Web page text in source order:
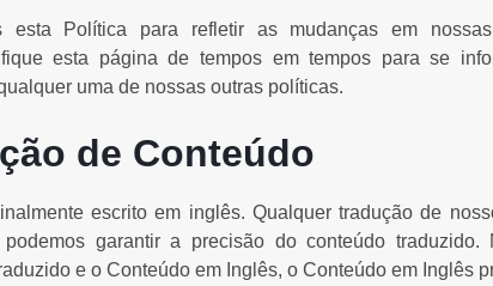
esta Política para refletir as mudanças em
esta página de tempos em tempos para se
uma de nossas outras políticas.
de Conteúdo
escrito em inglês. Qualquer tradução de
garantir a precisão do conteúdo
e o Conteúdo em Inglês, o Conteúdo em Inglês